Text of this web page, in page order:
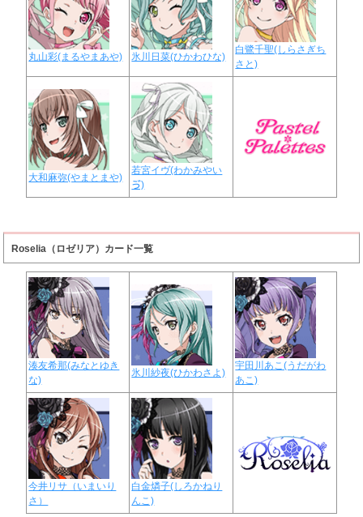
丸山彩(まるやまあや) 氷川日菜(ひかわひな)
白鷺千聖(しらさぎち
さと)
大和麻弥(やまとまや)
若宮イヴ(わかみやい
ゔ)
Roselia（ロゼリア）カード一覧
湊友希那(みなとゆき
な)
氷川紗夜(ひかわさよ)
宇田川あこ(うだがわ
あこ)
今井リサ（いまいり
さ）
白金燐子(しろかねり
んこ)